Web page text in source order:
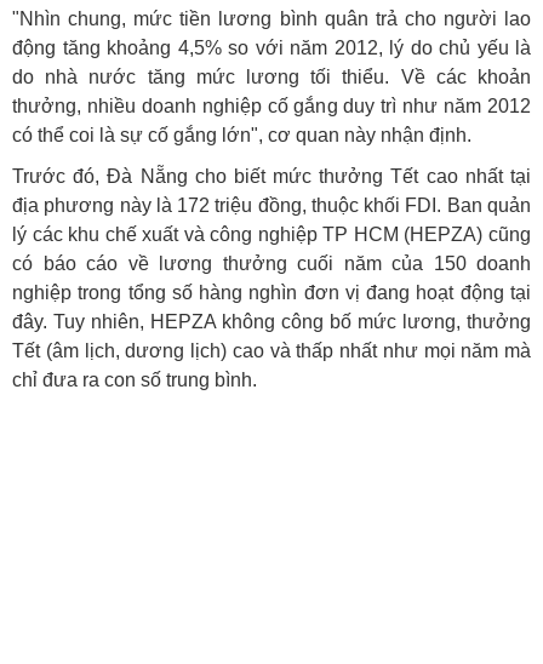
"Nhìn chung, mức tiền lương bình quân trả cho người lao
động tăng khoảng 4,5% so với năm 2012, lý do chủ yếu là
do nhà nước tăng mức lương tối thiểu. Về các khoản
thưởng, nhiều doanh nghiệp cố gắng duy trì như năm 2012
có thể coi là sự cố gắng lớn", cơ quan này nhận định.
Trước đó, Đà Nẵng cho biết mức thưởng Tết cao nhất tại
địa phương này là 172 triệu đồng, thuộc khối FDI. Ban quản
lý các khu chế xuất và công nghiệp TP HCM (HEPZA) cũng
có báo cáo về lương thưởng cuối năm của 150 doanh
nghiệp trong tổng số hàng nghìn đơn vị đang hoạt động tại
đây. Tuy nhiên, HEPZA không công bố mức lương, thưởng
Tết (âm lịch, dương lịch) cao và thấp nhất như mọi năm mà
chỉ đưa ra con số trung bình.